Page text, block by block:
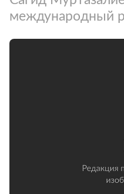
международный